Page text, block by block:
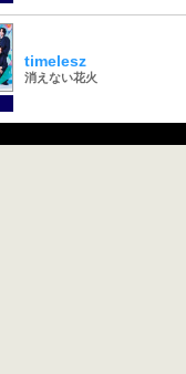
timelesz
消えない花火